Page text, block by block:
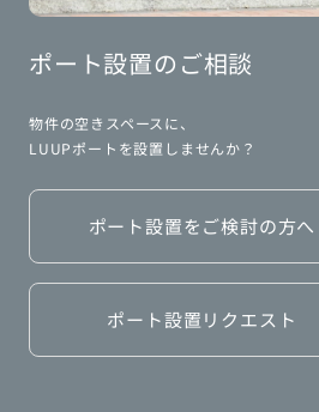
ポート設置のご相談
物件の空きスペースに、
LUUPポートを設置しませんか？
ポート設置をご検討の方へ
ポート設置リクエスト